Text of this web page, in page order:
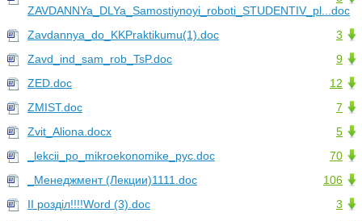
ZAVDANNYa_DLYa_Samostiynoyi_roboti_STUDENTIV_pl...doc
3
Zavdannya_do_KKPraktikumu(1).doc
9
Zavd_ind_sam_rob_TsP.doc
12
ZED.doc
7
ZMIST.doc
5
Zvit_Aliona.docx
70
_lekcii_po_mikroekonomike_рус.doc
106
_Менеджмент (Лекции)1111.doc
3
ІІ розділ!!!!Word (3).doc